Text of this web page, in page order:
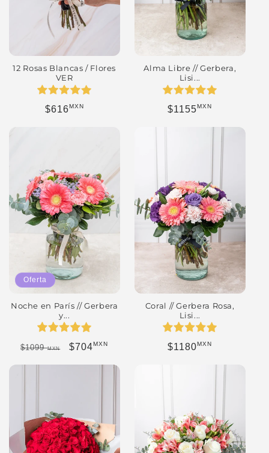
12 Rosas Blancas / Flores
VER
Precio habitual
$616MXN
Alma Libre // Gerbera,
Lisi...
Precio habitual
$1155MXN
Oferta
Noche en París // Gerbera
y...
Precio habitual
$1099MXN Precio de oferta
$704MXN
Coral // Gerbera Rosa,
Lisi...
Precio habitual
$1180MXN